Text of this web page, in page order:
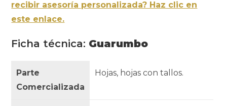
recibir asesoría personalizada? Haz clic en
este enlace.
Ficha técnica: Guarumbo
Parte
Comercializada
Hojas, hojas con tallos.